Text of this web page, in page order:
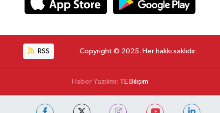
RSS Copyright © 2025. Her hakkı saklıdır.
Haber Yazılımı: TE Bilişim